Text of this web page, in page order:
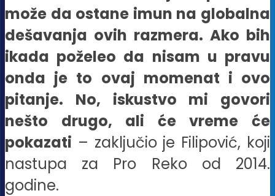
može da ostane imun na globalna
dešavanja ovih razmera. Ako bih
ikada poželeo da nisam u pravu
onda je to ovaj momenat i ovo
pitanje. No, iskustvo mi govori
nešto drugo, ali će vreme će
pokazati – zaključio je Filipović, koji
nastupa za Pro Reko od 2014.
godine.